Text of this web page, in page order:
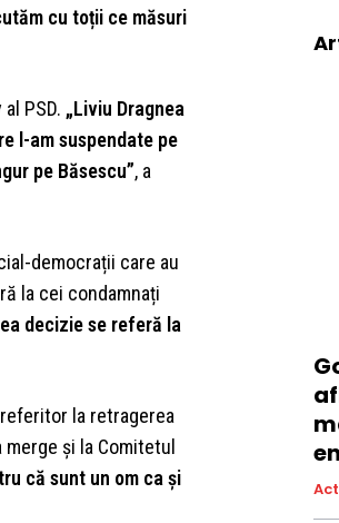
cu toții ce măsuri
PSD. „Liviu Dragnea
l-am suspendate pe
pe Băsescu”, a
democrații care au
la cei condamnați
decizie se referă la
la retragerea
şi la Comitetul
că sunt un om ca şi